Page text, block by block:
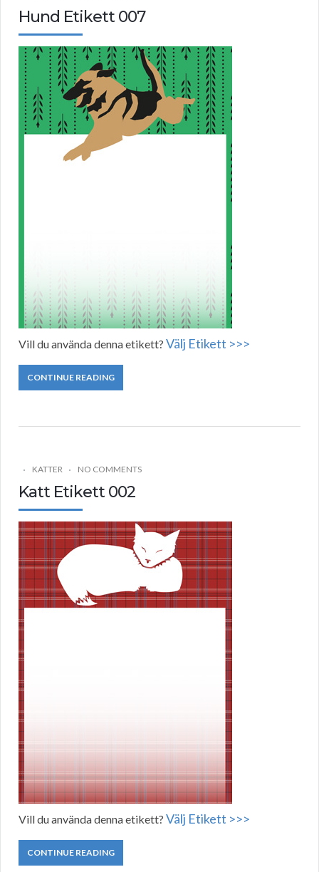
Hund Etikett 007
Vill du använda denna etikett? Välj Etikett >>>
CONTINUE READING
KATTER NO COMMENTS
Katt Etikett 002
Vill du använda denna etikett? Välj Etikett >>>
CONTINUE READING